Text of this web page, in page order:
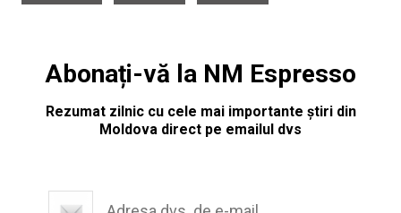
Abonați-vă la NM Espresso
Rezumat zilnic cu cele mai importante știri din
Moldova direct pe emailul dvs